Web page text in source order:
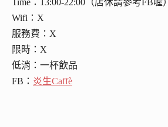
Wifi：X
服務費：X
限時：X
低消：一杯飲品
FB： 炎生Caffè